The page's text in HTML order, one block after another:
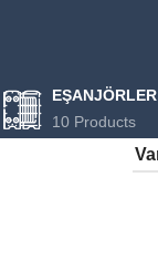
EŞANJÖRLER
10 Products